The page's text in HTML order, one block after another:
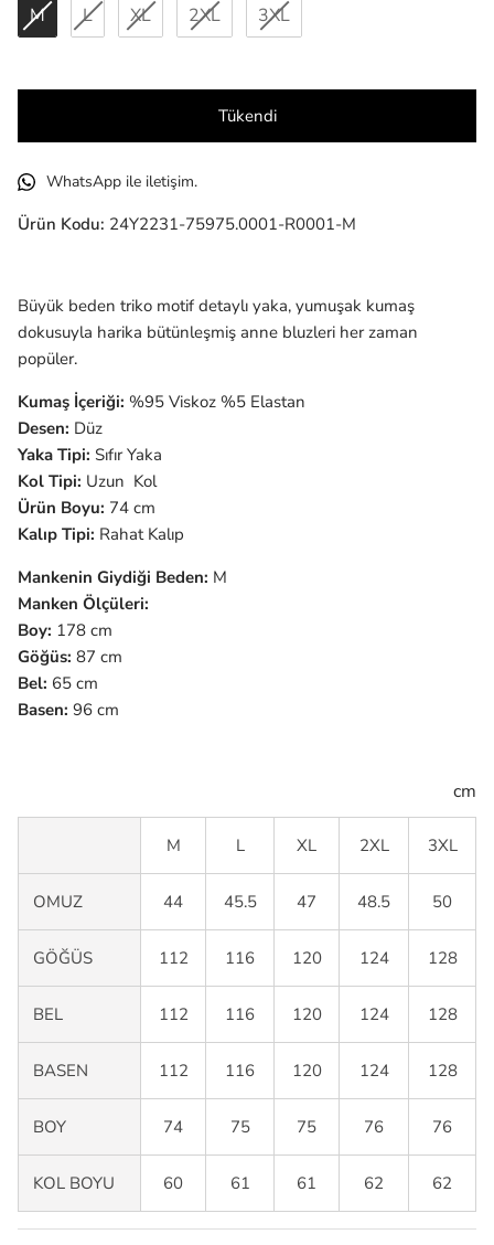
M L XL 2XL 3XL
Tükendi
WhatsApp ile iletişim.
Ürün Kodu: 24Y2231-75975.0001-R0001-M
Büyük beden triko motif detaylı yaka, yumuşak kumaş
dokusuyla harika bütünleşmiş anne bluzleri her zaman
popüler.
Kumaş İçeriği: %95 Viskoz %5 Elastan
Desen: Düz
Yaka Tipi: Sıfır Yaka
Kol Tipi: Uzun Kol
Ürün Boyu: 74 cm
Kalıp Tipi: Rahat Kalıp
Mankenin Giydiği Beden: M
Manken Ölçüleri:
Boy: 178 cm
Göğüs: 87 cm
Bel: 65 cm
Basen: 96 cm
cm
M L XL 2XL 3XL
OMUZ 44 45.5 47 48.5 50
GÖĞÜS 112 116 120 124 128
BEL 112 116 120 124 128
BASEN 112 116 120 124 128
BOY 74 75 75 76 76
KOL BOYU 60 61 61 62 62